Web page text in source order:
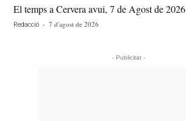
El temps a Cervera avui, 7 de Agost de 2026
Redacció - 7 d'agost de 2026
- Publicitat -